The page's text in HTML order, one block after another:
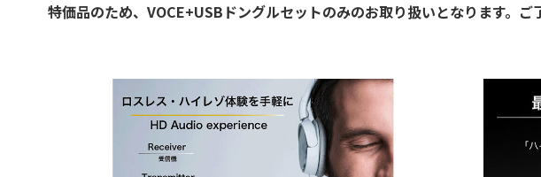
特価品のため、VOCE+USBドングルセットのみのお取り扱いとなります。ご